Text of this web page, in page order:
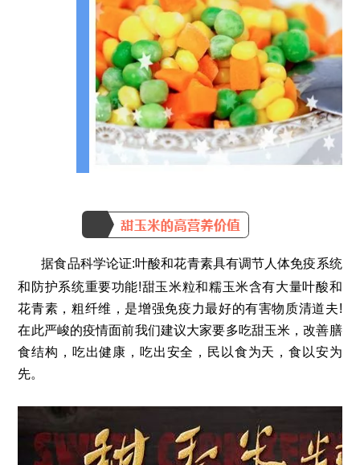
据食品科学论证:叶酸和花青素具有调节人体免疫系统
和防护系统重要功能!甜玉米粒和糯玉米含有大量叶酸和
花青素，粗纤维，是增强免疫力最好的有害物质清道夫!
在此严峻的疫情面前我们建议大家要多吃甜玉米，改善膳
食结构，吃出健康，吃出安全，民以食为天，食以安为
先。